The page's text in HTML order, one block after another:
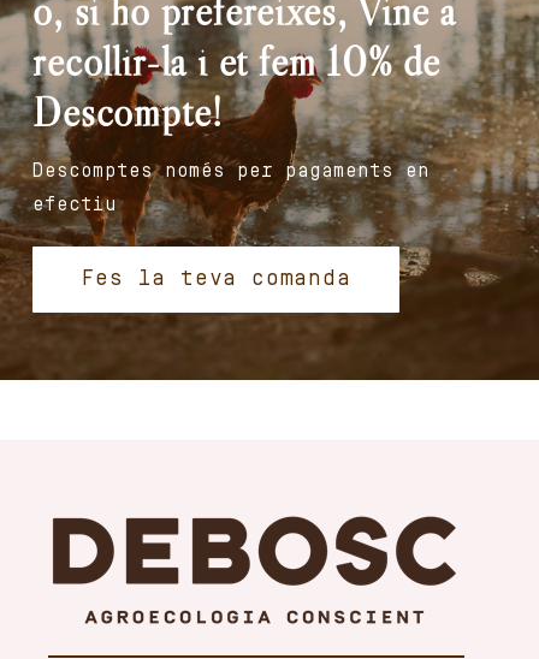
o, si ho prefereixes, Vine a
recollir-la i et fem 10% de
Descompte!
Descomptes només per pagaments en
efectiu
Fes la teva comanda